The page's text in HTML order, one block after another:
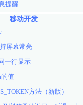
提醒
移动开发
屏幕常亮
一行显示
的值
方法（新版）